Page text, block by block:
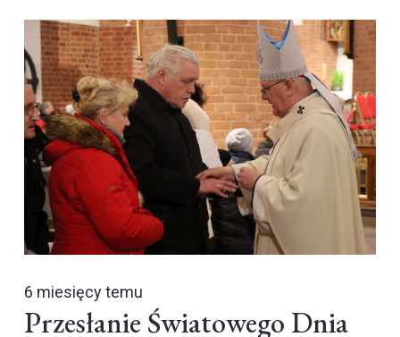
6 miesięcy temu
Przesłanie Światowego Dnia